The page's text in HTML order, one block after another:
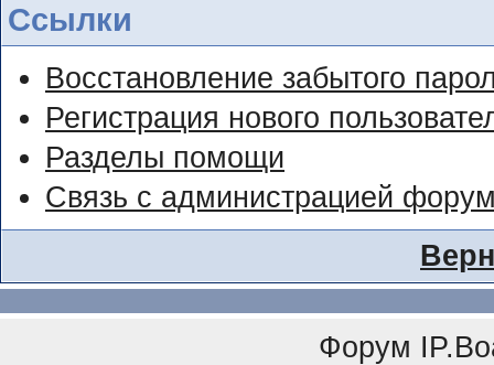
Ссылки
Восстановление забытого
Регистрация нового
Разделы помощи
Связь с администрацией
Форум